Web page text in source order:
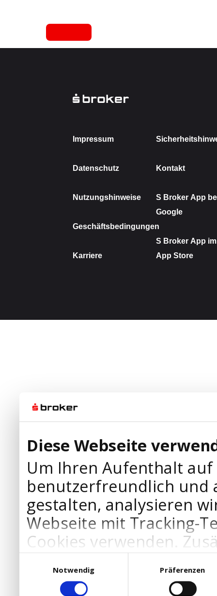
Diese Webseite
Um Ihren Aufenthalt
benutzerfreundlich und
gestalten, analysieren
Webseite mit Tracking-
Cookies verwenden.
Werbepartner
Ihre Bedürfnisse
Notwendig
Präferenzen